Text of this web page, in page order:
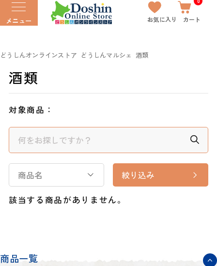
メニュー お気に入り カート
どうしんオンラインストア どうしんマルシェ 酒類
酒類
対象商品：
商品名 絞り込み
該当する商品がありません。
商品一覧